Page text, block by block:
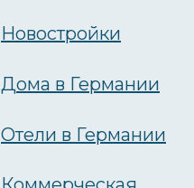
Новостройки
Дома в Германии
Отели в Германии